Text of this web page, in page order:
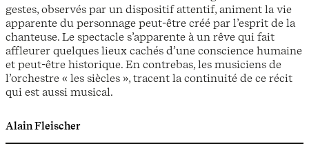
gestes, observés par un dispositif attentif, animent la vie
apparente du personnage peut-être créé par l’esprit de la
chanteuse. Le spectacle s’apparente à un rêve qui fait
affleurer quelques lieux cachés d’une conscience humaine
et peut-être historique. En contrebas, les musiciens de
l’orchestre « les siècles », tracent la continuité de ce récit
qui est aussi musical.
Alain Fleischer